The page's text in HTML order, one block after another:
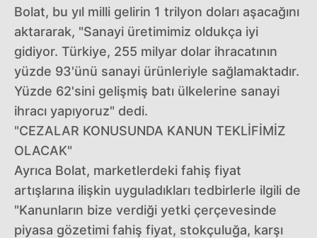
Bolat, bu yıl milli gelirin 1 trilyon doları aşacağını
aktararak, "Sanayi üretimimiz oldukça iyi
gidiyor. Türkiye, 255 milyar dolar ihracatının
yüzde 93'ünü sanayi ürünleriyle sağlamaktadır.
Yüzde 62'sini gelişmiş batı ülkelerine sanayi
ihracı yapıyoruz" dedi.
"CEZALAR KONUSUNDA KANUN TEKLİFİMİZ
OLACAK"
Ayrıca Bolat, marketlerdeki fahiş fiyat
artışlarına ilişkin uyguladıkları tedbirlerle ilgili de
"Kanunların bize verdiği yetki çerçevesinde
piyasa gözetimi fahiş fiyat, stokçuluğa, karşı